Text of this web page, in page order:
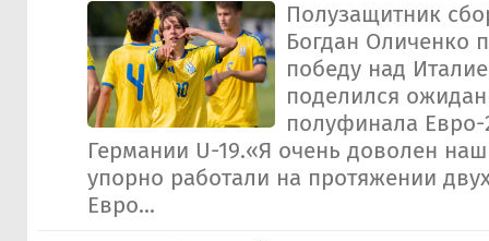
Полузащитник
Богдан Оличенко
победу над
поделился
полуфинала Евро-
Германии U-19.«Я очень доволен
упорно работали на протяжении
Евро...